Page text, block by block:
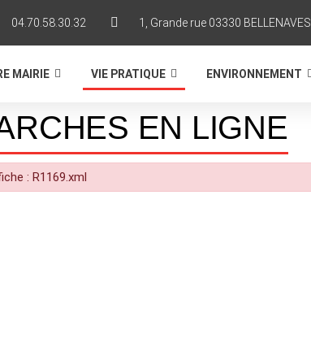
04.70.58.30.32 1, Grande rue 03330 BELLENAVES
MAIRIE VIE PRATIQUE ENVIRONNEMENT
EN LIGNE
: R1169.xml